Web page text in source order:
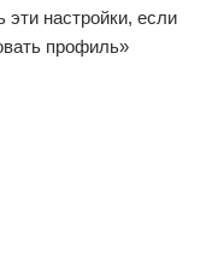
настройки, если
профиль»